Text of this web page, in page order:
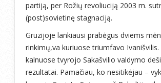
partiją, per Rožių revoliuciją 2003 m.
(post)sovietinę stagnaciją.
Gruzijoje lankiausi prabėgus dviems
rinkimų,va kuriuose triumfavo
kalnuose tvyrojo Sakašvilio valdymo
rezultatai. Pamačiau, ko nesitikėjau –